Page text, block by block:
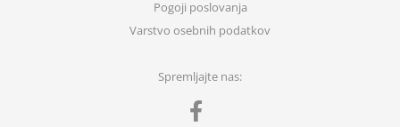
Pogoji poslovanja
Varstvo osebnih podatkov
Spremljajte nas: